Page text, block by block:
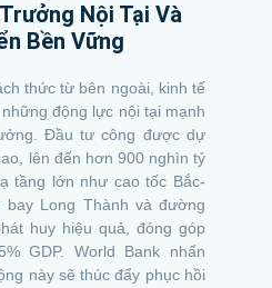
Nội Tại Và
Bền Vững
thức từ bên ngoài, kinh tế
động lực nội tại mạnh
Đầu tư công được dự
lên đến hơn 900 nghìn tỷ
tầng lớn như cao tốc Bắc-
bay Long Thành và đường
huy hiệu quả, đóng góp
GDP. World Bank nhấn
này sẽ thúc đẩy phục hồi